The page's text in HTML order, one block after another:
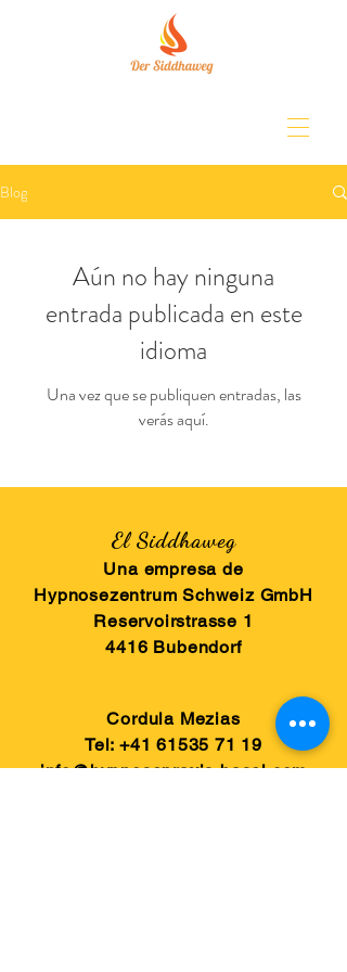
Blog
Aún no hay ninguna
entrada publicada en este
idioma
Una vez que se publiquen entradas, las
verás aquí.
El Siddhaweg
Una empresa de
Hypnosezentrum Schweiz GmbH
Reservoirstrasse 1
4416 Bubendorf
Cordula Mezias
Tel: +41 61535 71 19
info@hypnosepraxis-basel.com